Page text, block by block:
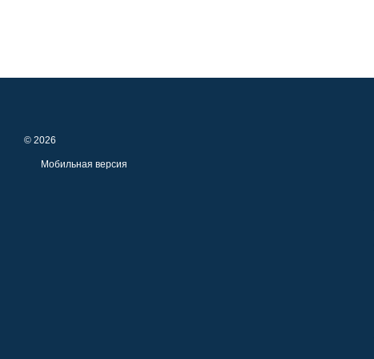
© 2026
Мобильная версия